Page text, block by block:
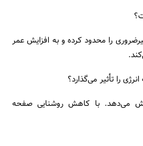
را محدود کرده و به افزایش عمر
را تأثیر می‌گذارد؟
می‌دهد. با کاهش روشنایی صفحه